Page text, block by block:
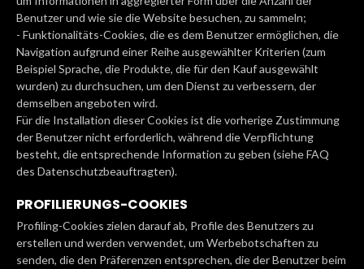
Benutzer und wie sie die Website besuchen, zu sammeln;
- Funktionalitäts-Cookies, die es dem Benutzer ermöglichen, die
Navigation aufgrund einer Reihe ausgewählter Kriterien (zum
Beispiel Sprache, die Produkte, die für den Kauf ausgewählt
wurden) zu durchsuchen, um den Dienst zu verbessern, der
demselben angeboten wird.
Für die Installation dieser Cookies ist die vorherige Zustimmung
der Benutzer nicht erforderlich, während die Verpflichtung
besteht, die entsprechende Information zu geben (siehe FAQ
des Datenschutzbeauftragten).
PROFILIERUNGS-COOKIES
Profiling-Cookies zielen darauf ab, Profile des Benutzers zu
erstellen und werden verwendet, um Werbebotschaften zu
senden, die den Präferenzen entsprechen, die der Benutzer beim